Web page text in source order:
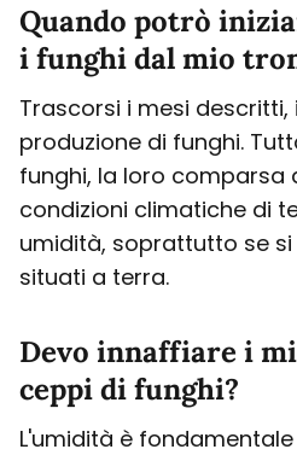
Quando potrò
i funghi dal mio
Trascorsi i mesi descritti,
produzione di funghi.
funghi, la loro comparsa
condizioni climatiche di
umidità, soprattutto se
situati a terra.
Devo innaffiare i
ceppi di funghi?
L'umidità è